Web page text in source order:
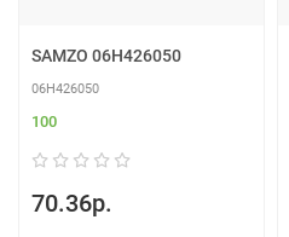
SAMZO 06H426050
06H426050
100
70.36р.